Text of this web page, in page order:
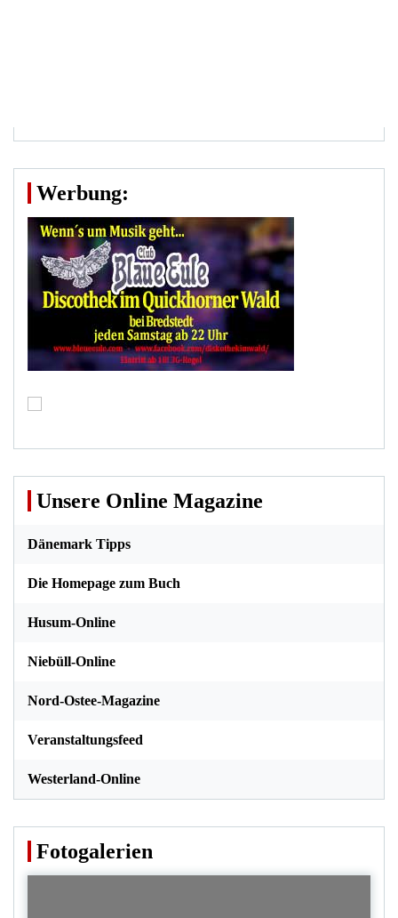
Werbung:
Unsere Online Magazine
Dänemark Tipps
Die Homepage zum Buch
Husum-Online
Niebüll-Online
Nord-Ostee-Magazine
Veranstaltungsfeed
Westerland-Online
Fotogalerien